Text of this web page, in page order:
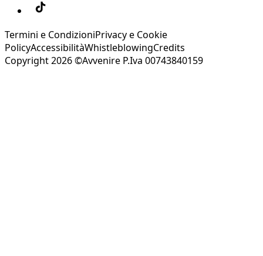
Termini e CondizioniPrivacy e Cookie
PolicyAccessibilitàWhistleblowingCredits
Copyright 2026 ©Avvenire P.Iva 00743840159